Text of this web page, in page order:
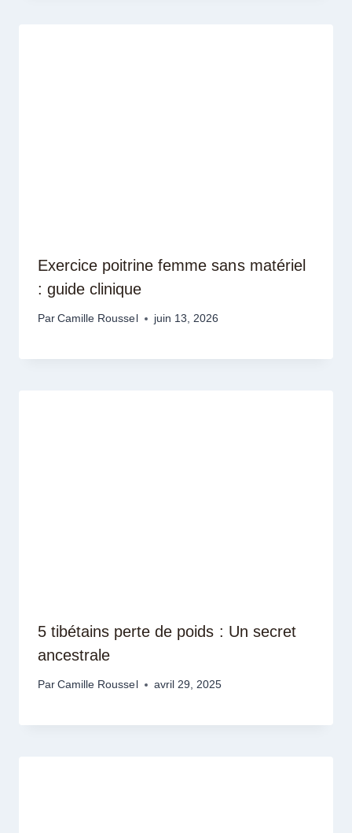
Exercice poitrine femme sans matériel
: guide clinique
Par Camille Roussel juin 13, 2026
5 tibétains perte de poids : Un secret
ancestrale
Par Camille Roussel avril 29, 2025